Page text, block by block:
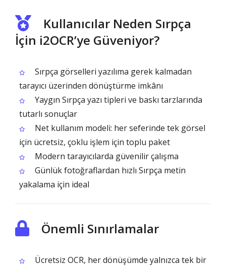
Kullanıcılar Neden Sırpça
İçin i2OCR’ye Güveniyor?
Sırpça görselleri yazılıma gerek kalmadan
tarayıcı üzerinden dönüştürme imkânı
Yaygın Sırpça yazı tipleri ve baskı tarzlarında
tutarlı sonuçlar
Net kullanım modeli: her seferinde tek görsel
için ücretsiz, çoklu işlem için toplu paket
Modern tarayıcılarda güvenilir çalışma
Günlük fotoğraflardan hızlı Sırpça metin
yakalama için ideal
Önemli Sınırlamalar
Ücretsiz OCR, her dönüşümde yalnızca tek bir